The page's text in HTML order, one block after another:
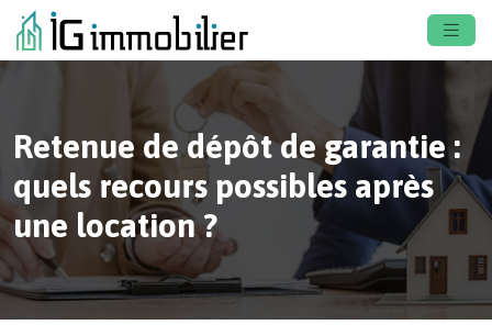
Retenue de dépôt de garantie :
quels recours possibles après
une location ?